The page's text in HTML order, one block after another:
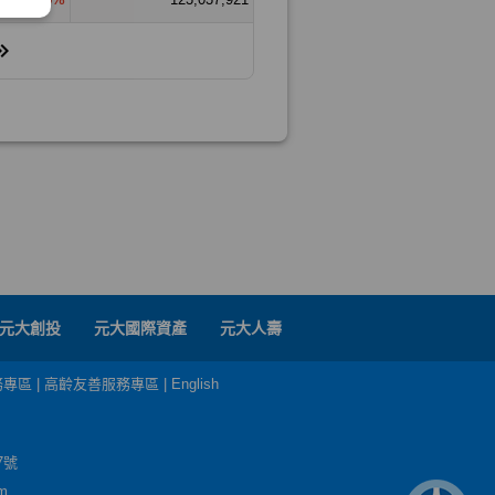
元大創投 元大國際資產 元大人壽
區 高齡友善服務專區 English
號